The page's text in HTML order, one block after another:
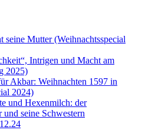
seine Mutter (Weihnachtsspecial
Intrigen und Macht am
2025)
Akbar: Weihnachten 1597 in
2024)
und Hexenmilch: der
seine Schwestern